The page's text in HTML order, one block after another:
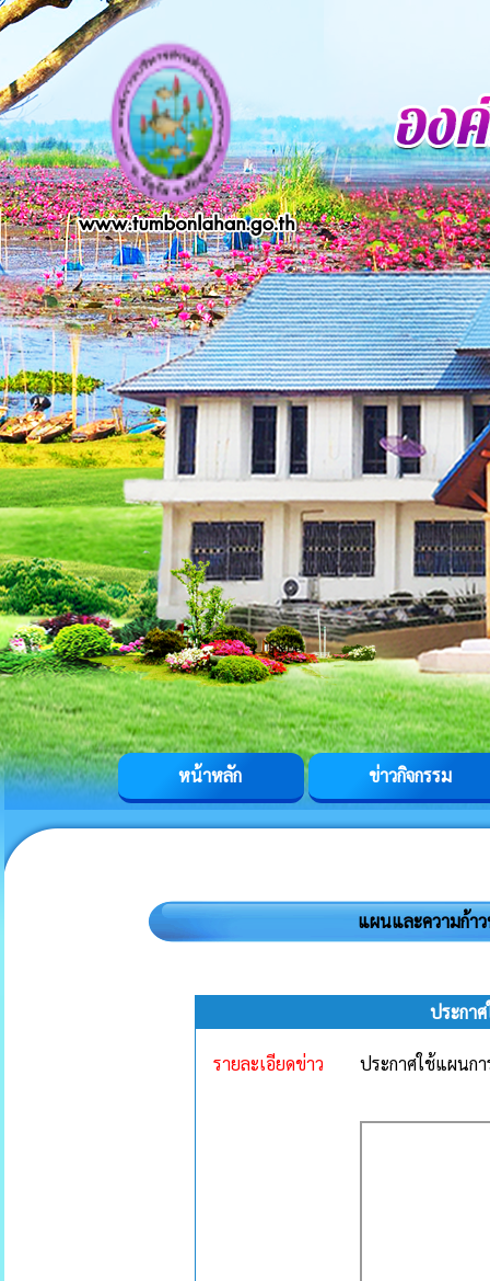
หน้าหลัก ข่าวกิจกรรม
แผนและความก้า
ประกา
รายละเอียดข่าว ประกาศใช้แผนก